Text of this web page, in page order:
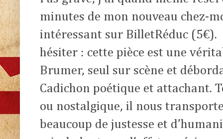
minutes de mon nouveau chez-
intéressant sur BilletRéduc (5€).
hésiter : cette pièce est une
Brumer, seul sur scène et
Cadichon poétique et attachant.
ou nostalgique, il nous
beaucoup de justesse et